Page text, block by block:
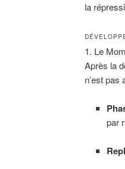
la
1. Le
Après la
n’est pas
par